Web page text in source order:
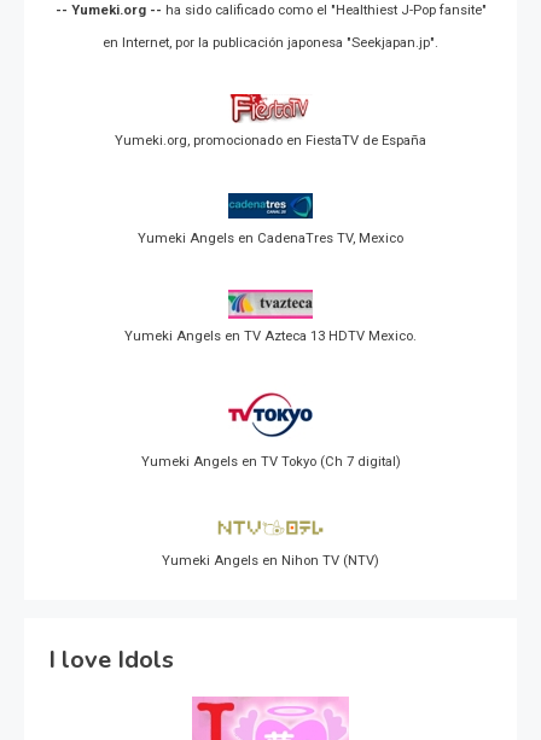
-- Yumeki.org -- ha sido calificado como el "Healthiest J-Pop fansite"
en Internet, por la publicación japonesa "Seekjapan.jp".
Yumeki.org, promocionado en FiestaTV de España
Yumeki Angels en CadenaTres TV, Mexico
Yumeki Angels en TV Azteca 13 HDTV Mexico.
Yumeki Angels en TV Tokyo (Ch 7 digital)
Yumeki Angels en Nihon TV (NTV)
I love Idols